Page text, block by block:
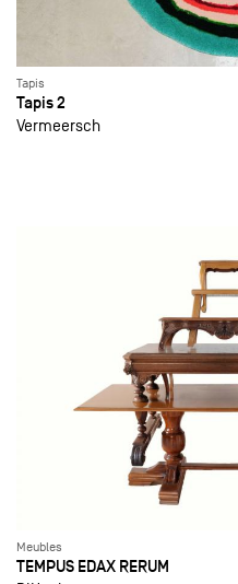
Tapis
Tapis 2
Vermeersch
Meubles
TEMPUS EDAX RERUM